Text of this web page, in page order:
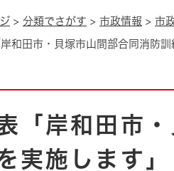
住民票・戸籍
救急・消防
上水道・下水道
住宅
子育て
福祉・健康・生活
観光 市の
市政
市
> 分類でさがす > 市政情報 > 市
和田市・貝塚市山間部合同消防訓
「岸和田市
実施します」